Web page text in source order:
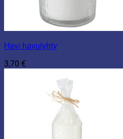
Havi havulyhty
3,70 €